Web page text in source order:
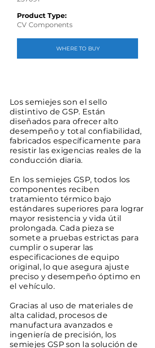
Product Type:
CV Components
WHERE TO BUY
Los semiejes son el sello
distintivo de GSP. Están
diseñados para ofrecer alto
desempeño y total confiabilidad,
fabricados específicamente para
resistir las exigencias reales de la
conducción diaria.
En los semiejes GSP, todos los
componentes reciben
tratamiento térmico bajo
estándares superiores para lograr
mayor resistencia y vida útil
prolongada. Cada pieza se
somete a pruebas estrictas para
cumplir o superar las
especificaciones de equipo
original, lo que asegura ajuste
preciso y desempeño óptimo en
el vehículo.
Gracias al uso de materiales de
alta calidad, procesos de
manufactura avanzados e
ingeniería de precisión, los
semiejes GSP son la solución de